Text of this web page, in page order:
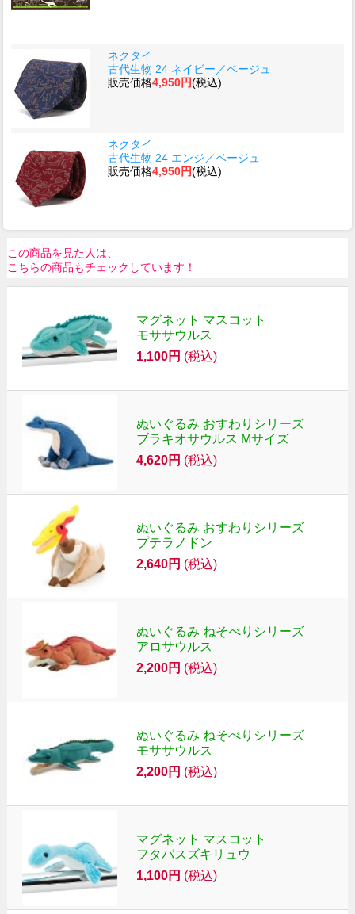
ネクタイ
古代生物 24 ネイビー／ベージュ
販売価格4,950円(税込)
ネクタイ
古代生物 24 エンジ／ベージュ
販売価格4,950円(税込)
この商品を見た人は、
こちらの商品もチェックしています！
マグネット マスコット
モササウルス
1,100円 (税込)
ぬいぐるみ おすわりシリーズ
ブラキオサウルス Mサイズ
4,620円 (税込)
ぬいぐるみ おすわりシリーズ
プテラノドン
2,640円 (税込)
ぬいぐるみ ねそべりシリーズ
アロサウルス
2,200円 (税込)
ぬいぐるみ ねそべりシリーズ
モササウルス
2,200円 (税込)
マグネット マスコット
フタバスズキリュウ
1,100円 (税込)